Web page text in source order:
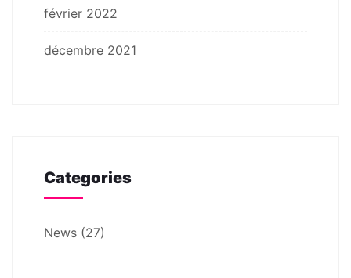
février 2022
décembre 2021
Categories
News (27)